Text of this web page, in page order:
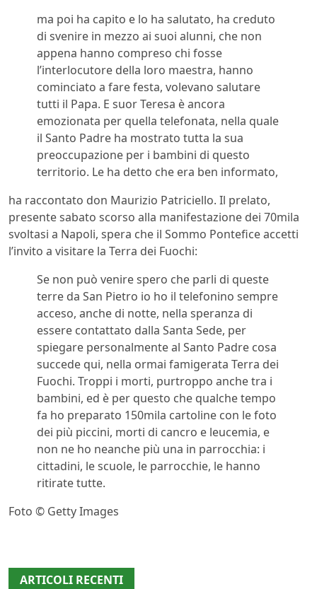
ma poi ha capito e lo ha salutato, ha creduto
di svenire in mezzo ai suoi alunni, che non
appena hanno compreso chi fosse
l’interlocutore della loro maestra, hanno
cominciato a fare festa, volevano salutare
tutti il Papa. E suor Teresa è ancora
emozionata per quella telefonata, nella quale
il Santo Padre ha mostrato tutta la sua
preoccupazione per i bambini di questo
territorio. Le ha detto che era ben informato,
ha raccontato don Maurizio Patriciello. Il prelato,
presente sabato scorso alla manifestazione dei 70mila
svoltasi a Napoli, spera che il Sommo Pontefice accetti
l’invito a visitare la Terra dei Fuochi:
Se non può venire spero che parli di queste
terre da San Pietro io ho il telefonino sempre
acceso, anche di notte, nella speranza di
essere contattato dalla Santa Sede, per
spiegare personalmente al Santo Padre cosa
succede qui, nella ormai famigerata Terra dei
Fuochi. Troppi i morti, purtroppo anche tra i
bambini, ed è per questo che qualche tempo
fa ho preparato 150mila cartoline con le foto
dei più piccini, morti di cancro e leucemia, e
non ne ho neanche più una in parrocchia: i
cittadini, le scuole, le parrocchie, le hanno
ritirate tutte.
Foto © Getty Images
ARTICOLI RECENTI